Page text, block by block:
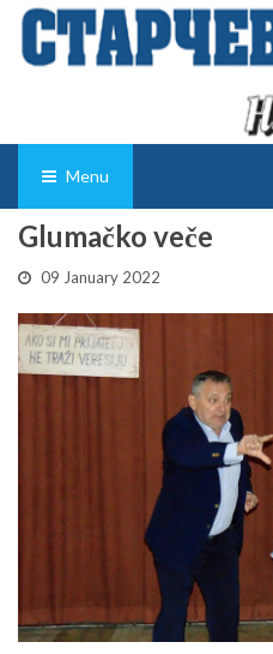
Menu
Glumačko veče
09 January 2022